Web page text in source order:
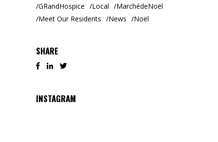
GRandHospice
Local
MarchédeNoël
Meet Our Residents
News Noël
SHARE
INSTAGRAM